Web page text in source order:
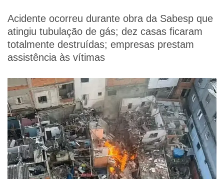
Acidente ocorreu durante obra da Sabesp que
atingiu tubulação de gás; dez casas ficaram
totalmente destruídas; empresas prestam
assistência às vítimas